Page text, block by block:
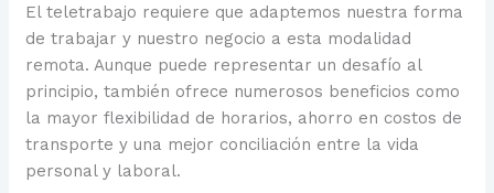
El teletrabajo requiere que adaptemos nuestra forma
de trabajar y nuestro negocio a esta modalidad
remota. Aunque puede representar un desafío al
principio, también ofrece numerosos beneficios como
la mayor flexibilidad de horarios, ahorro en costos de
transporte y una mejor conciliación entre la vida
personal y laboral.